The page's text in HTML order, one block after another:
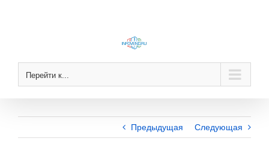
Перейти к...
Предыдущая Следующая